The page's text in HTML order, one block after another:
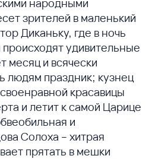
зрителей в маленький
Диканьку, где в ночь
удивительные
месяц и всячески
людям праздник; кузнец
красавицы
и летит к самой Царице
и
Солоха – хитрая
прятать в мешки